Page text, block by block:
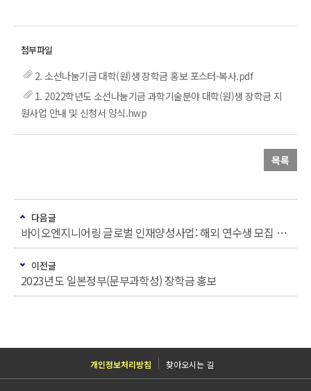
2. 소선나눔기금 대학(원)생 장학금 홍보 포스터-복사.pdf
1. 2022학년도 소선나눔기금 과학기술분야 대학(원)생 장학금 지
원사업 안내 및 신청서 양식.hwp
목록
다음글
바이오엔지니어링 글로벌 인재양성사업: 해외 연수생 모집 공고문 (2022년 1차)
이전글
2023년도 일본정부(문부과학성) 장학금 홍보
개인정보처리방침 찾아오시는 길